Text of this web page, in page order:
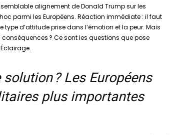
alignement de Donald Trump sur les
parmi les Européens. Réaction immédiate : il faut
d’attitude prise dans l’émotion et la peur. Mais
? Ce sont les questions que pose
solution ? Les Européens
plus importantes